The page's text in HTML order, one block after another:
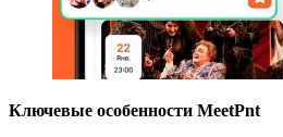
Ключевые особенности MeetPnt